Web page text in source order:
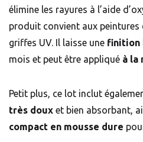
élimine les rayures à l’aide
produit convient aux
griffes UV. Il laisse une finition
mois et peut être appliqué à la
Petit plus, ce lot inclut
très doux et bien absorbant,
compact en mousse dure